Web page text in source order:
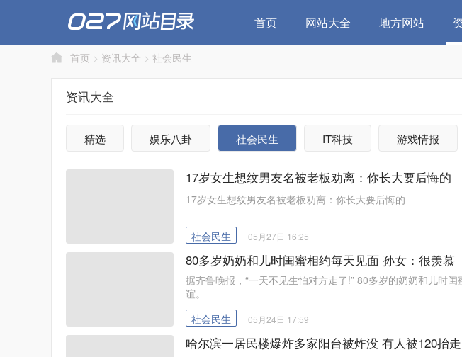
首页 网站大全 地方网站
首页 > 资讯大全 > 社会民生
资讯大全
精选 娱乐八卦 社会民生 IT科技 游戏情报
17岁女生想纹男友名被老板劝离：你长大要后悔的
17岁女生想纹男友名被老板劝离：你长大要后悔的
社会民生 05月27日 16:25
80多岁奶奶和儿时闺蜜相约每天见面 孙女：很羡慕
据齐鲁晚报，“一天不见生怕对方走了!” 80多岁的奶奶和儿时
谊。
社会民生
05月24日 17:59
哈尔滨一居民楼爆炸多家阳台被炸没 有人被120抬